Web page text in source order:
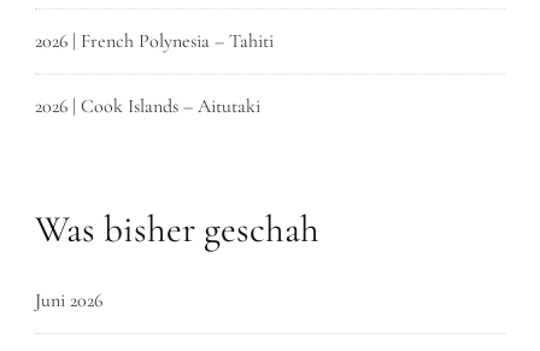
2026 | French Polynesia – Tahiti
2026 | Cook Islands – Aitutaki
Was bisher geschah
Juni 2026